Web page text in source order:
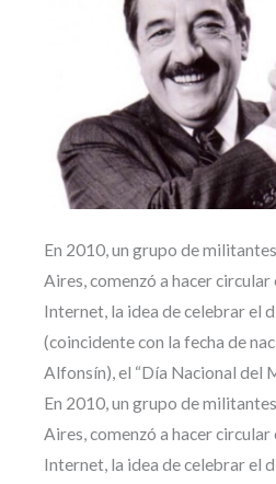
En 2010, un grupo de
Aires, comenzó a hacer
Internet, la idea de celebrar el
(coincidente con la fecha de
Alfonsín), el “Día Nacional del
En 2010, un grupo de
Aires, comenzó a hacer
Internet, la idea de celebrar el